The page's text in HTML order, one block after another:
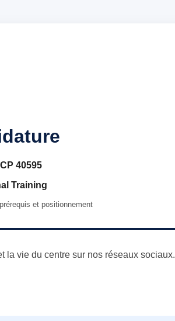
40595
Training
et positionnement
la vie du centre sur nos réseaux sociaux.